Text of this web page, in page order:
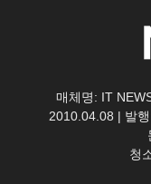
매체명: IT
2010.04.08 | 발
청